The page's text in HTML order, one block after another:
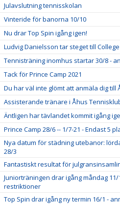
Julavslutning tennisskolan
Vinteride för banorna 10/10
Nu drar Top Spin igång igen!
Ludvig Danielsson tar steget till College
Tennisträning inomhus startar 30/8 -
Tack för Prince Camp 2021
Du har väl inte glömt att anmäla dig till
Assisterande tränare i Åhus
Äntligen har tävlandet kommit igång
Prince Camp 28/6 -- 1/7-21 - Endast 5
Nya datum för städning utebanor:
28/3
Fantastiskt resultat för
Juniorträningen drar igång måndag 11/
restriktioner
Top Spin drar igång ny termin 16/1 -